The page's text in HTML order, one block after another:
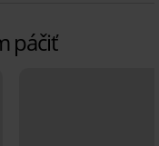
páčiť